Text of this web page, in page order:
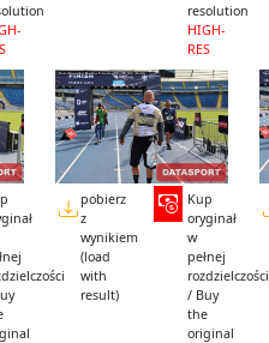
resolution
HIGH-
RES
pobierz
z
wynikiem
(load
with
result)
Kup
oryginał
w
pełnej
rozdzielczości
/ Buy
the
original